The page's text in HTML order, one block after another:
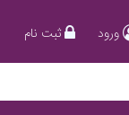
ورود ثبت نام